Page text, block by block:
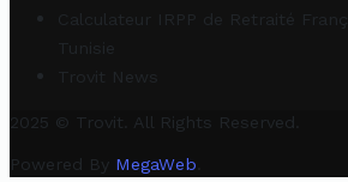
Calculateur IRPP de Retraité
Tunisie
Trovit News
2025 © Trovit. All Rights Reserved.
Powered By MegaWeb